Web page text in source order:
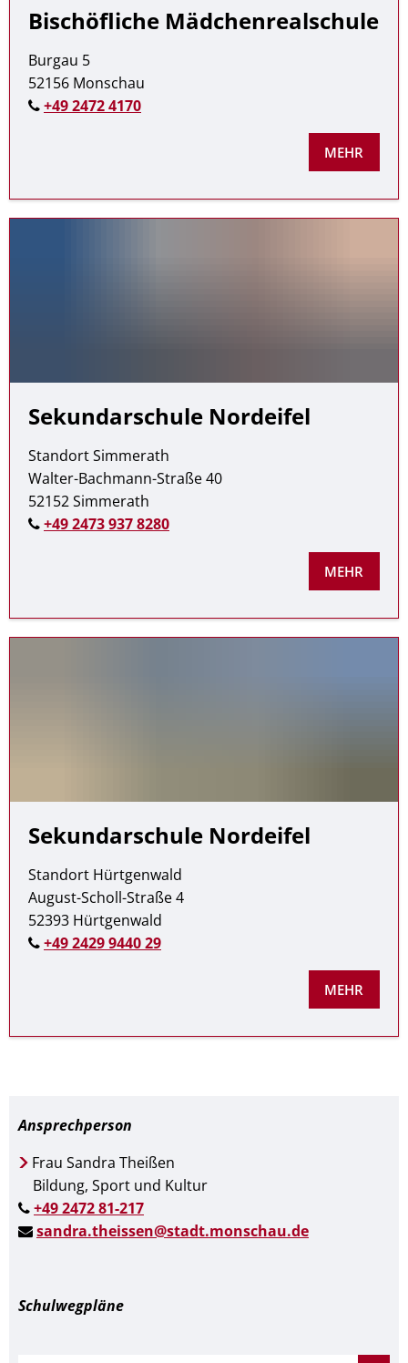
Bischöfliche Mädchenrealschule
Burgau 5
52156 Monschau
+49 2472 4170
MEHR
Sekundarschule Nordeifel
Standort Simmerath
Walter-Bachmann-Straße 40
52152 Simmerath
+49 2473 937 8280
MEHR
Sekundarschule Nordeifel
Standort Hürtgenwald
August-Scholl-Straße 4
52393 Hürtgenwald
+49 2429 9440 29
MEHR
Ansprechperson
Frau Sandra Theißen
Bildung, Sport und Kultur
+49 2472 81-217
sandra.theissen@stadt.monschau.de
Schulwegpläne